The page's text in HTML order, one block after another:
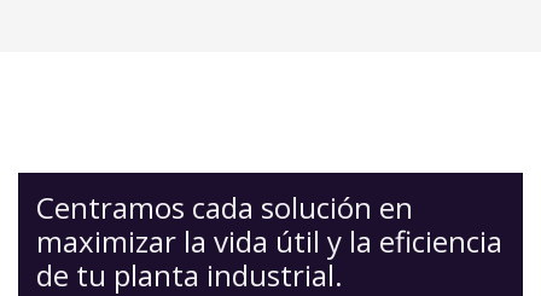
Centramos cada solución en
maximizar la vida útil y la eficiencia
de tu planta industrial.